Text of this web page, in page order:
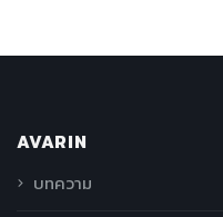
AVARIN
บทความ